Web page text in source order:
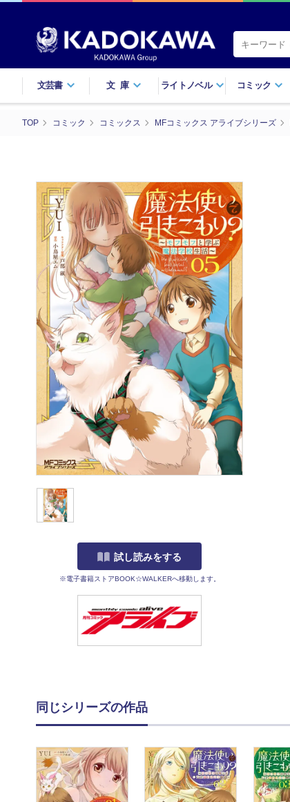
文芸書 文庫 ライトノベル コミック
TOP コミック コミックス MFコミックス アライブシリーズ
試し読みをする
※電子書籍ストアBOOK☆WALKERへ移動します。
同じシリーズの作品